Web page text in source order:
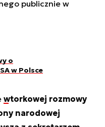
publicznie w
o
w Polsce
wtorkowej rozmowy
narodowej